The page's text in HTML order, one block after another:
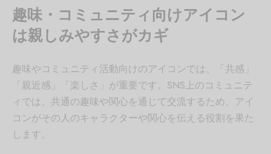
趣味・コミュニティ向けアイコン
は親しみやすさがカギ
趣味やコミュニティ活動向けのアイコンでは、「共感」
「親近感」「楽しさ」が重要です。SNS上のコミュニテ
ィでは、共通の趣味や関心を通じて交流するため、アイ
コンがその人のキャラクターや関心を伝える役割を果た
します。